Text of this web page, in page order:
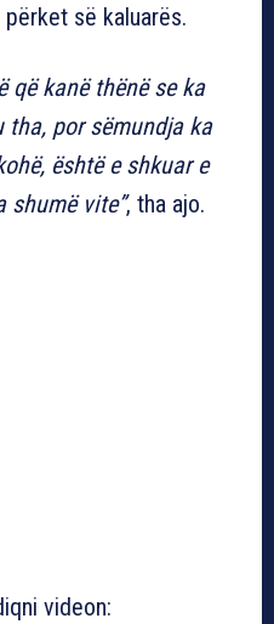
së kaluarës.
që kanë thënë se ka
tha, por sëmundja ka
është e shkuar e
shumë vite”, tha ajo.
videon: